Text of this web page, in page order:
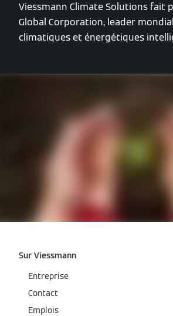
Viessmann Climate Solutions fait
Global Corporation, leader
climatiques et énergétiques
Sur Viessmann
Entreprise
Contact
Emplois